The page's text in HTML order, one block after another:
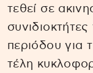
τεθεί σε
περιόδου για
τέλη